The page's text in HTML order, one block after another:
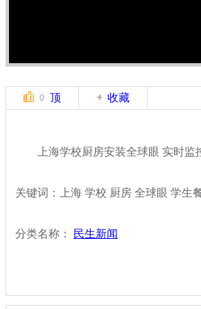
0 顶 收藏
上海学校厨房安装全球眼 实时监
关键词：上海 学校 厨房 全球眼 学生
分类名称： 民生新闻